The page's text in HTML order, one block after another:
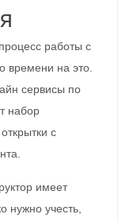
работы с
времени на это.
сервисы по
набор
с
имеет
нужно учесть,